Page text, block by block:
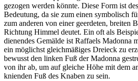
gezogen werden könnte. Diese Form ist
Bedeutung, da sie zum einen symbolisch
zum anderen von einer geerdeten, breiten
Richtung Himmel deutet. Ein oft als
dienendes Gemälde ist Raffaels Madonna
ein möglichst gleichmäßiges Dreieck zu
bewusst den linken Fuß der Madonna
von ihr ab, um auf gleiche Höhe mit dem
knienden Fuß des Knaben zu sein.